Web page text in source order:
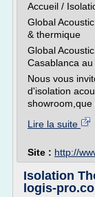
Accueil /
Global
& thermique
Global
Casablanca au
Nous vous
d'isolation
showroom,que
Lire la suite
Site : http://
Isolation
logis-